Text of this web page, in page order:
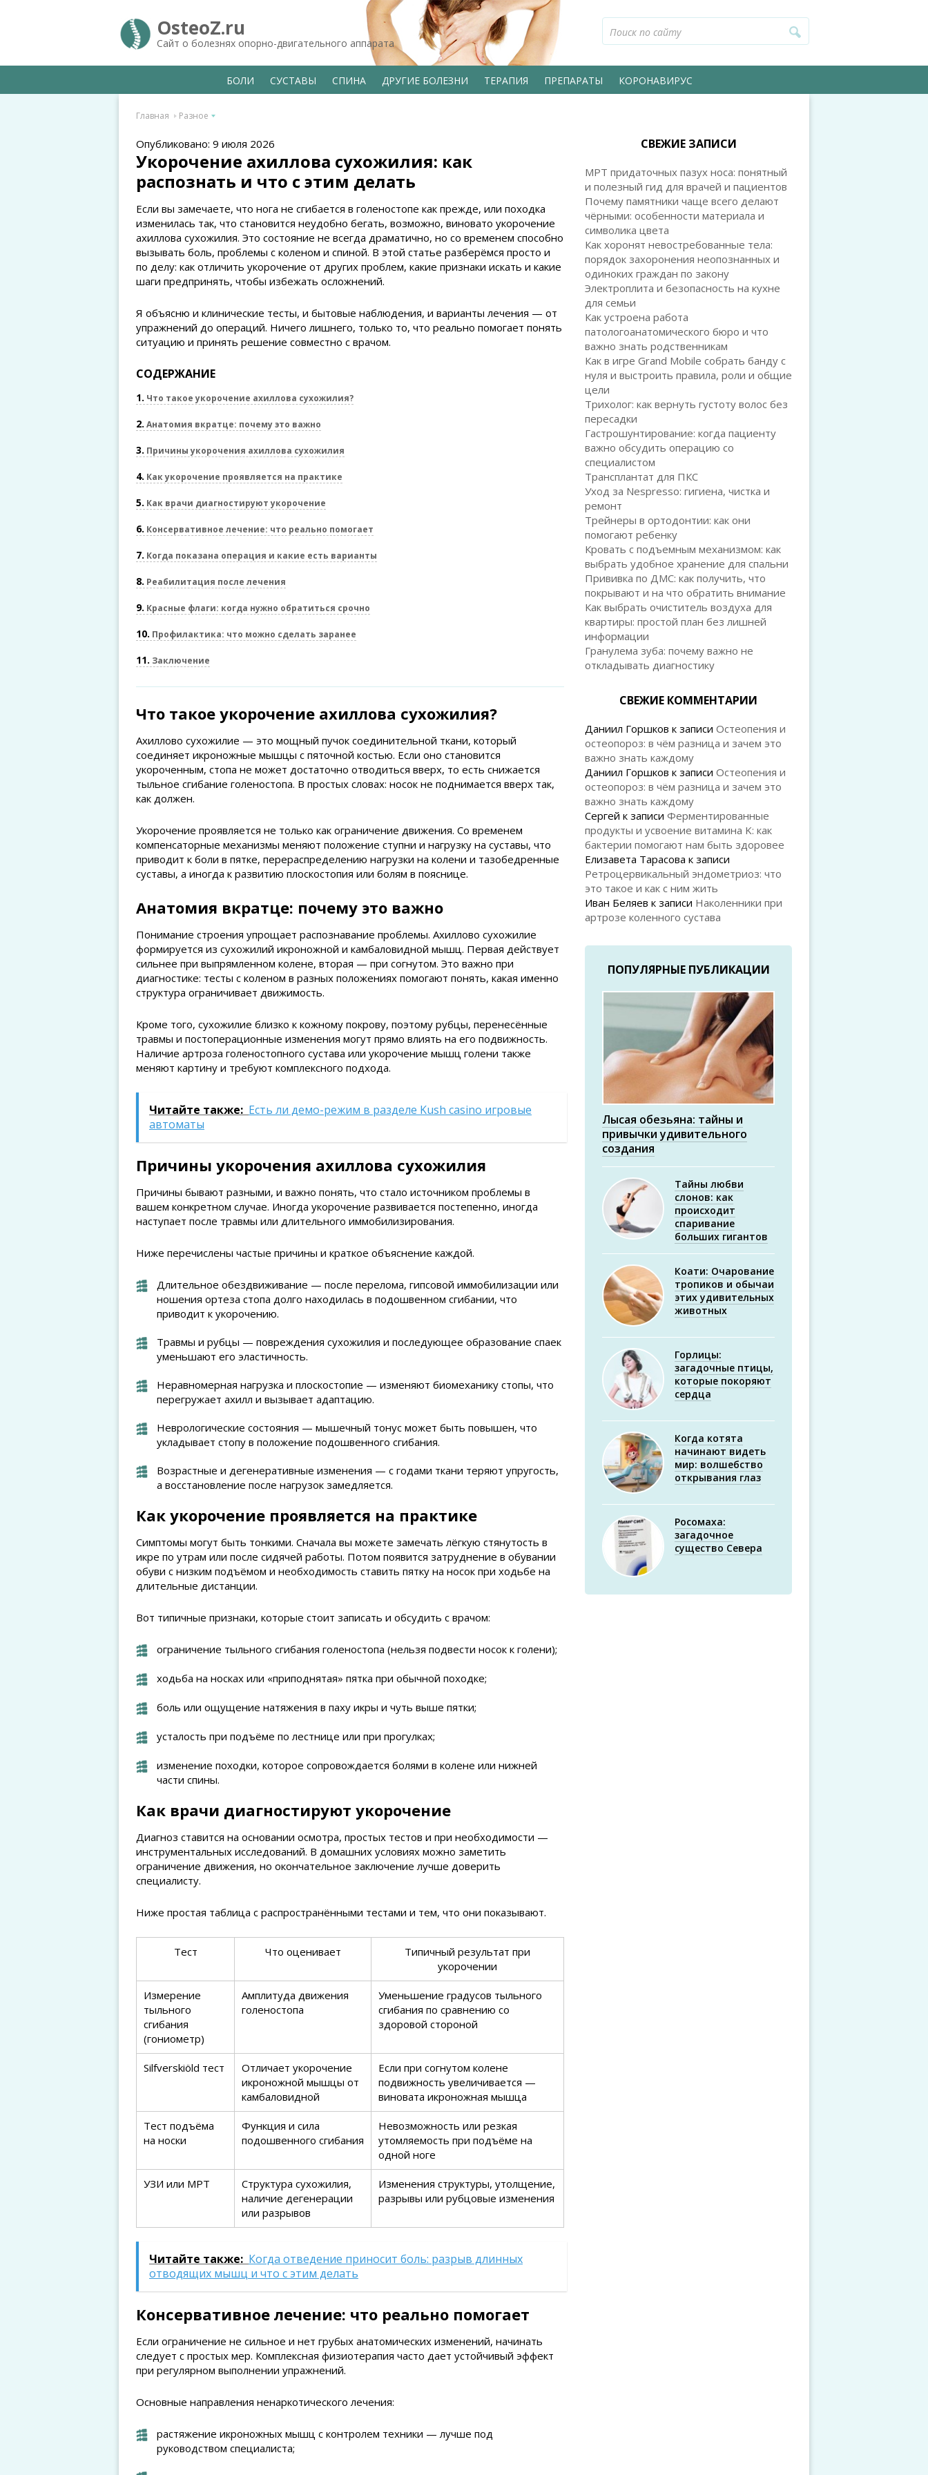
OsteoZ.ru
Сайт о болезнях опорно-двигательного аппарата
БОЛИ СУСТАВЫ СПИНА ДРУГИЕ БОЛЕЗНИ ТЕРАПИЯ ПРЕПАРАТЫ КОРОНАВИРУС
Главная Разное
Опубликовано: 9 июля 2026
Укорочение ахиллова сухожилия: как
распознать и что с этим делать
Если вы замечаете, что нога не сгибается в голеностопе как прежде, или походка
изменилась так, что становится неудобно бегать, возможно, виновато укорочение
ахиллова сухожилия. Это состояние не всегда драматично, но со временем способно
вызывать боль, проблемы с коленом и спиной. В этой статье разберёмся просто и
по делу: как отличить укорочение от других проблем, какие признаки искать и какие
шаги предпринять, чтобы избежать осложнений.
Я объясню и клинические тесты, и бытовые наблюдения, и варианты лечения — от
упражнений до операций. Ничего лишнего, только то, что реально помогает понять
ситуацию и принять решение совместно с врачом.
СОДЕРЖАНИЕ
1 Что такое укорочение ахиллова сухожилия?
2 Анатомия вкратце: почему это важно
3 Причины укорочения ахиллова сухожилия
4 Как укорочение проявляется на практике
5 Как врачи диагностируют укорочение
6 Консервативное лечение: что реально помогает
7 Когда показана операция и какие есть варианты
8 Реабилитация после лечения
9 Красные флаги: когда нужно обратиться срочно
10 Профилактика: что можно сделать заранее
11 Заключение
Что такое укорочение ахиллова сухожилия?
Ахиллово сухожилие — это мощный пучок соединительной ткани, который
соединяет икроножные мышцы с пяточной костью. Если оно становится
укороченным, стопа не может достаточно отводиться вверх, то есть снижается
тыльное сгибание голеностопа. В простых словах: носок не поднимается вверх так,
как должен.
Укорочение проявляется не только как ограничение движения. Со временем
компенсаторные механизмы меняют положение ступни и нагрузку на суставы, что
приводит к боли в пятке, перераспределению нагрузки на колени и тазобедренные
суставы, а иногда к развитию плоскостопия или болям в пояснице.
Анатомия вкратце: почему это важно
Понимание строения упрощает распознавание проблемы. Ахиллово сухожилие
формируется из сухожилий икроножной и камбаловидной мышц. Первая действует
сильнее при выпрямленном колене, вторая — при согнутом. Это важно при
диагностике: тесты с коленом в разных положениях помогают понять, какая именно
структура ограничивает движимость.
Кроме того, сухожилие близко к кожному покрову, поэтому рубцы, перенесённые
травмы и постоперационные изменения могут прямо влиять на его подвижность.
Наличие артроза голеностопного сустава или укорочение мышц голени также
меняют картину и требуют комплексного подхода.
Читайте также: Есть ли демо-режим в разделе Kush casino игровые
автоматы
Причины укорочения ахиллова сухожилия
Причины бывают разными, и важно понять, что стало источником проблемы в
вашем конкретном случае. Иногда укорочение развивается постепенно, иногда
наступает после травмы или длительного иммобилизирования.
Ниже перечислены частые причины и краткое объяснение каждой.
Длительное обездвиживание — после перелома, гипсовой иммобилизации или
ношения ортеза стопа долго находилась в подошвенном сгибании, что
приводит к укорочению.
Травмы и рубцы — повреждения сухожилия и последующее образование спаек
уменьшают его эластичность.
Неравномерная нагрузка и плоскостопие — изменяют биомеханику стопы, что
перегружает ахилл и вызывает адаптацию.
Неврологические состояния — мышечный тонус может быть повышен, что
укладывает стопу в положение подошвенного сгибания.
Возрастные и дегенеративные изменения — с годами ткани теряют упругость,
а восстановление после нагрузок замедляется.
Как укорочение проявляется на практике
Симптомы могут быть тонкими. Сначала вы можете замечать лёгкую стянутость в
икре по утрам или после сидячей работы. Потом появится затруднение в обувании
обуви с низким подъёмом и необходимость ставить пятку на носок при ходьбе на
длительные дистанции.
Вот типичные признаки, которые стоит записать и обсудить с врачом:
ограничение тыльного сгибания голеностопа (нельзя подвести носок к голени);
ходьба на носках или «приподнятая» пятка при обычной походке;
боль или ощущение натяжения в паху икры и чуть выше пятки;
усталость при подъёме по лестнице или при прогулках;
изменение походки, которое сопровождается болями в колене или нижней
части спины.
Как врачи диагностируют укорочение
Диагноз ставится на основании осмотра, простых тестов и при необходимости —
инструментальных исследований. В домашних условиях можно заметить
ограничение движения, но окончательное заключение лучше доверить
специалисту.
Ниже простая таблица с распространёнными тестами и тем, что они показывают.
Тест Что оценивает
Типичный результат при
укорочении
Измерение
тыльного
сгибания
(гониометр)
Амплитуда движения
голеностопа
Уменьшение градусов тыльного
сгибания по сравнению со
здоровой стороной
Silfverskiöld тест
Отличает укорочение
икроножной мышцы от
камбаловидной
Если при согнутом колене
подвижность увеличивается —
виновата икроножная мышца
Тест подъёма
на носки
Функция и сила
подошвенного сгибания
Невозможность или резкая
утомляемость при подъёме на
одной ноге
УЗИ или МРТ
Структура сухожилия,
наличие дегенерации
или разрывов
Изменения структуры, утолщение,
разрывы или рубцовые изменения
Читайте также: Когда отведение приносит боль: разрыв длинных
отводящих мышц и что с этим делать
Консервативное лечение: что реально помогает
Если ограничение не сильное и нет грубых анатомических изменений, начинать
следует с простых мер. Комплексная физиотерапия часто дает устойчивый эффект
при регулярном выполнении упражнений.
Основные направления ненаркотического лечения:
растяжение икроножных мышц с контролем техники — лучше под
руководством специалиста;
СВЕЖИЕ ЗАПИСИ
МРТ придаточных пазух носа: понятный
и полезный гид для врачей и пациентов
Почему памятники чаще всего делают
чёрными: особенности материала и
символика цвета
Как хоронят невостребованные тела:
порядок захоронения неопознанных и
одиноких граждан по закону
Электроплита и безопасность на кухне
для семьи
Как устроена работа
патологоанатомического бюро и что
важно знать родственникам
Как в игре Grand Mobile собрать банду с
нуля и выстроить правила, роли и общие
цели
Трихолог: как вернуть густоту волос без
пересадки
Гастрошунтирование: когда пациенту
важно обсудить операцию со
специалистом
Трансплантат для ПКС
Уход за Nespresso: гигиена, чистка и
ремонт
Трейнеры в ортодонтии: как они
помогают ребенку
Кровать с подъемным механизмом: как
выбрать удобное хранение для спальни
Прививка по ДМС: как получить, что
покрывают и на что обратить внимание
Как выбрать очиститель воздуха для
квартиры: простой план без лишней
информации
Гранулема зуба: почему важно не
откладывать диагностику
СВЕЖИЕ КОММЕНТАРИИ
Даниил Горшков к записи Остеопения и
остеопороз: в чём разница и зачем это
важно знать каждому
Даниил Горшков к записи Остеопения и
остеопороз: в чём разница и зачем это
важно знать каждому
Сергей к записи Ферментированные
продукты и усвоение витамина K: как
бактерии помогают нам быть здоровее
Елизавета Тарасова к записи
Ретроцервикальный эндометриоз: что
это такое и как с ним жить
Иван Беляев к записи Наколенники при
артрозе коленного сустава
ПОПУЛЯРНЫЕ ПУБЛИКАЦИИ
Лысая обезьяна: тайны и
привычки удивительного
создания
Тайны любви
слонов: как
происходит
спаривание
больших гигантов
Коати: Очарование
тропиков и обычаи
этих удивительных
животных
Горлицы:
загадочные птицы,
которые покоряют
сердца
Когда котята
начинают видеть
мир: волшебство
открывания глаз
Росомаха:
загадочное
существо Севера